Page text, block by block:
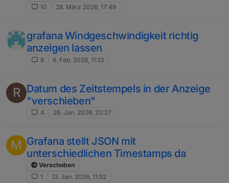
10
28. März 2026, 17:49
grafana Windgeschwindigkeit richtig
anzeigen lassen
8 6. Feb. 2026, 11:13
R Datum des Zeitstempels in der Anzeige
"verschieben"
4 26. Jan. 2026, 20:27
M Grafana stellt JSON mit
unterschiedlichen Timestamps da
Verschoben
1
13. Jan. 2026, 11:52